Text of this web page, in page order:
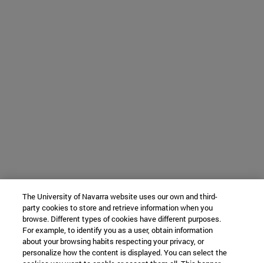
The University of Navarra website uses our own and third-
party cookies to store and retrieve information when you
browse. Different types of cookies have different purposes.
For example, to identify you as a user, obtain information
about your browsing habits respecting your privacy, or
personalize how the content is displayed. You can select the